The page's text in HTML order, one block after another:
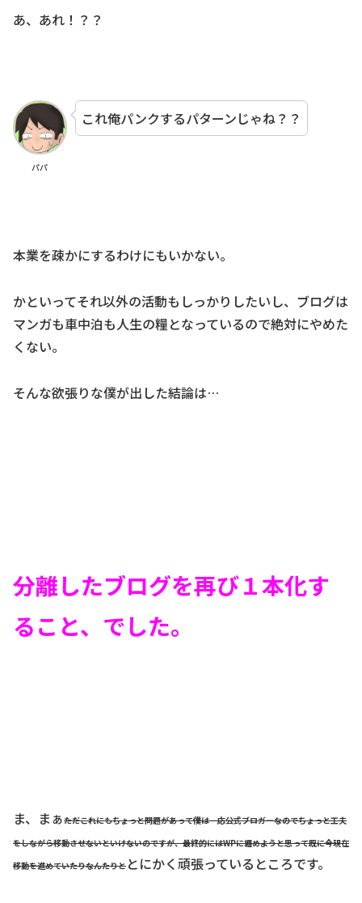
あ、あれ！？？
パパ
これ俺パンクするパターンじゃね？？
本業を疎かにするわけにもいかない。
かといってそれ以外の活動もしっかりしたいし、ブログは
マンガも車中泊も人生の糧となっているので絶対にやめた
くない。
そんな欲張りな僕が出した結論は…
分離したブログを再び１本化す
ること、でした。
ま、まぁただこれにもちょっと問題があって僕は一応公式ブロガーなのでちょっと工夫
をしながら移動させないといけないのですが、最終的にはWPに纏めようと思って既に今現在
移動を進めていたりなんたりと とにかく頑張っているところです。